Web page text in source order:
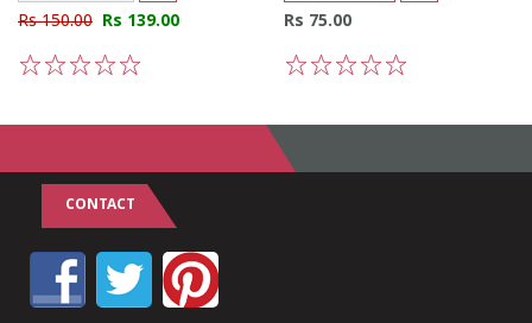
Rs 150.00 Rs 139.00
Rs 75.00
CONTACT